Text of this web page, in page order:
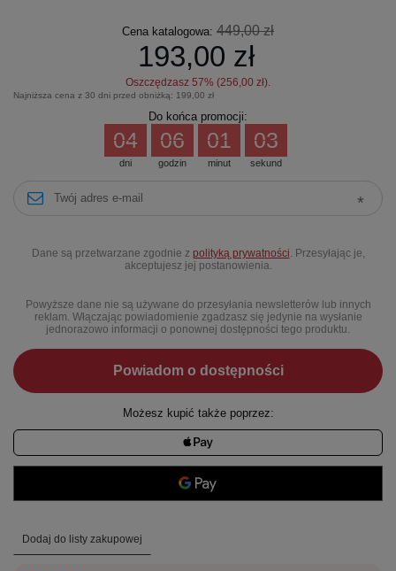
Cena katalogowa: 449,00 zł
193,00 zł
Oszczędzasz 57% (256,00 zł).
Najniższa cena z 30 dni przed obniżką: 199,00 zł
Do końca promocji:
dni
04
godzin
06
minut
01
sekund
03
Dane są przetwarzane zgodnie z polityką prywatności . Przesyłając je,
akceptujesz jej postanowienia.
Powyższe dane nie są używane do przesyłania newsletterów lub innych
reklam. Włączając powiadomienie zgadzasz się jedynie na wysłanie
jednorazowo informacji o ponownej dostępności tego produktu.
Powiadom o dostępności
Możesz kupić także poprzez:
Dodaj do listy zakupowej